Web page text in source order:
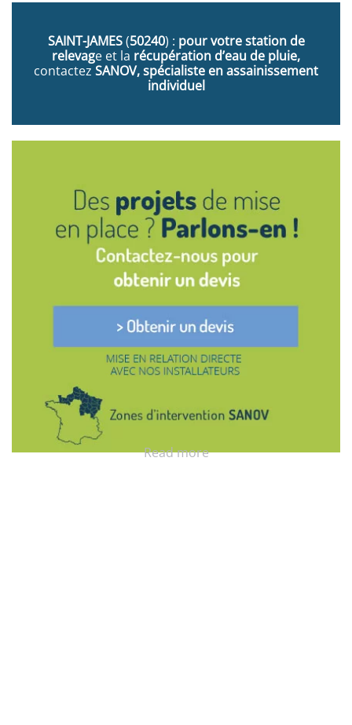
SAINT-JAMES(50240) : pour votre station de
relevage et la récupération d’eau de pluie,
contactez SANOV, spécialiste en assainissement
individuel
Read more